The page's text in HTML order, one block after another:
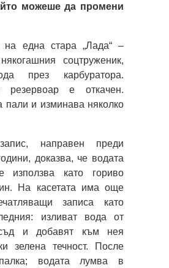
можеше да промени
на една стара „Лада“ –
соцтруженик,
през карбуратора.
резервоар е откачен.
пали и изминава няколко
направен преди
доказва, че водата
като гориво
На касетата има още
записа като
изливат вода от
и добавят към нея
зелена течност. После
водата лумва в